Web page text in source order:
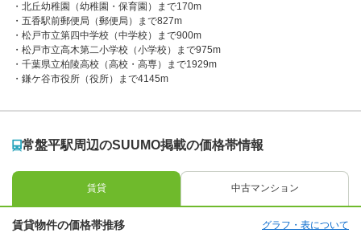
北丘幼稚園（幼稚園・保育園）まで170m
五香駅前郵便局（郵便局）まで827m
松戸市立第四中学校（中学校）まで900m
松戸市立高木第二小学校（小学校）まで975m
千葉県立柏陵高校（高校・高専）まで1929m
鎌ケ谷市役所（役所）まで4145m
常盤平駅周辺のSUUMO掲載の価格帯情報
賃貸 中古マンション
賃貸物件の価格帯推移 グラフ・表について